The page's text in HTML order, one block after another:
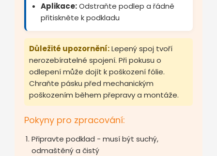
Aplikace:Odstraňte podlep a řádně
přitiskněte k podkladu
Důležité upozornění:Lepený spoj tvoří
nerozebíratelné spojení. Při pokusu o
odlepení může dojít k poškození fólie.
Chraňte pásku před mechanickým
poškozením během přepravy a montáže.
Pokyny pro zpracování:
Připravte podklad - musí být suchý,
odmaštěný a čistý